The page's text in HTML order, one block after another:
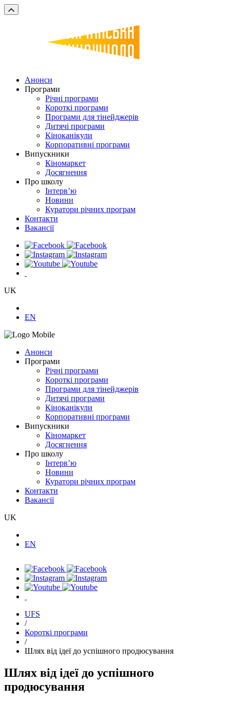
Анонси
Програми
Річні програми
Короткі програми
Програми для тінейджерів
Дитячі програми
Кіноканікули
Корпоративні програми
Випускники
Кіномаркет
Досягнення
Про школу
Інтерв’ю
Новини
Куратори річних програм
Контакти
Вакансії
UK
EN
Анонси
Програми
Річні програми
Короткі програми
Програми для тінейджерів
Дитячі програми
Кіноканікули
Корпоративні програми
Випускники
Кіномаркет
Досягнення
Про школу
Інтерв’ю
Новини
Куратори річних програм
Контакти
Вакансії
UK
EN
UFS
/
Короткі програми
/
Шлях від ідеї до успішного продюсування
Шлях від ідеї до успішного
продюсування